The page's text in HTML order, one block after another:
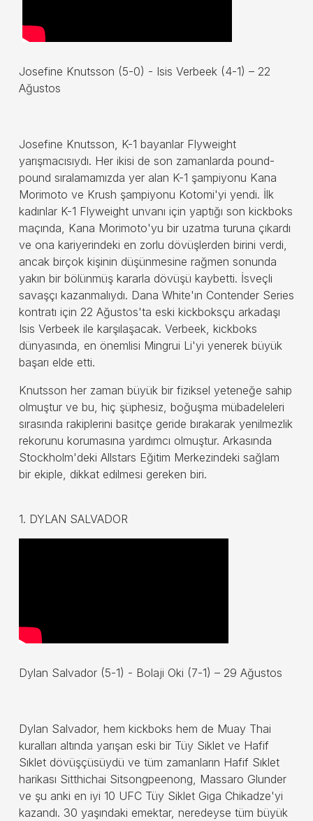
Josefine Knutsson (5-0) - Isis Verbeek (4-1) – 22
Ağustos
Josefine Knutsson, K-1 bayanlar Flyweight
yarışmacısıydı. Her ikisi de son zamanlarda pound-
pound sıralamamızda yer alan K-1 şampiyonu Kana
Morimoto ve Krush şampiyonu Kotomi'yi yendi. İlk
kadınlar K-1 Flyweight unvanı için yaptığı son kickboks
maçında, Kana Morimoto'yu bir uzatma turuna çıkardı
ve ona kariyerindeki en zorlu dövüşlerden birini verdi,
ancak birçok kişinin düşünmesine rağmen sonunda
yakın bir bölünmüş kararla dövüşü kaybetti. İsveçli
savaşçı kazanmalıydı. Dana White'ın Contender Series
kontratı için 22 Ağustos'ta eski kickboksçu arkadaşı
Isis Verbeek ile karşılaşacak. Verbeek, kickboks
dünyasında, en önemlisi Mingrui Li'yi yenerek büyük
başarı elde etti.
Knutsson her zaman büyük bir fiziksel yeteneğe sahip
olmuştur ve bu, hiç şüphesiz, boğuşma mübadeleleri
sırasında rakiplerini basitçe geride bırakarak yenilmezlik
rekorunu korumasına yardımcı olmuştur. Arkasında
Stockholm'deki Allstars Eğitim Merkezindeki sağlam
bir ekiple, dikkat edilmesi gereken biri.
1. DYLAN SALVADOR
Dylan Salvador (5-1) - Bolaji Oki (7-1) – 29 Ağustos
Dylan Salvador, hem kickboks hem de Muay Thai
kuralları altında yarışan eski bir Tüy Siklet ve Hafif
Sıklet dövüşçüsüydü ve tüm zamanların Hafif Sıklet
harikası Sitthichai Sitsongpeenong, Massaro Glunder
ve şu anki en iyi 10 UFC Tüy Siklet Giga Chikadze'yi
kazandı. 30 yaşındaki emektar, neredeyse tüm büyük